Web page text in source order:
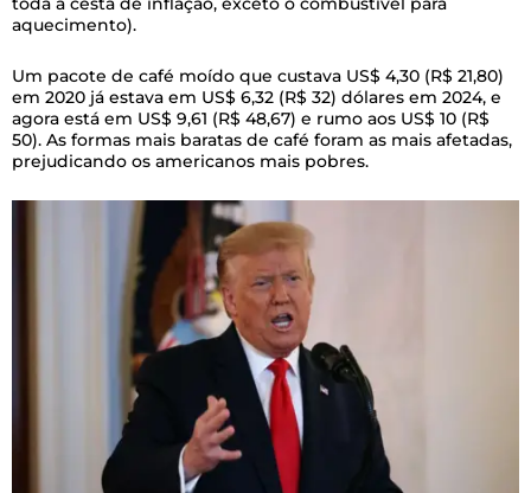
aquecimento).
Um pacote de café moído que custava US$ 4,30 (R$ 21,80)
em 2020 já estava em US$ 6,32 (R$ 32) dólares em 2024, e
agora está em US$ 9,61 (R$ 48,67) e rumo aos US$ 10 (R$
50). As formas mais baratas de café foram as mais afetadas,
prejudicando os americanos mais pobres.